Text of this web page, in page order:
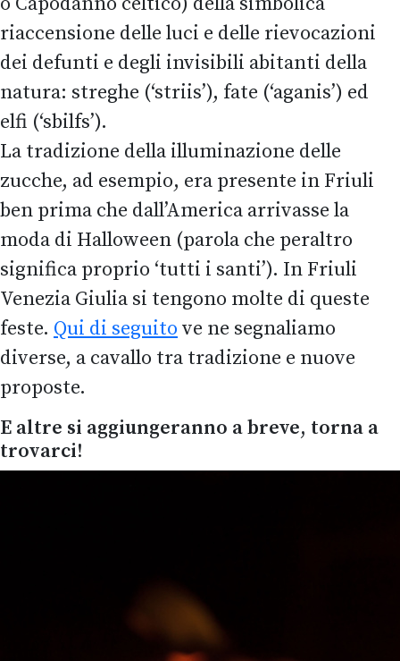
riaccensione delle luci e delle rievocazioni
dei defunti e degli invisibili abitanti della
natura: streghe (‘striis’), fate (‘aganis’) ed
elfi (‘sbilfs’).
La tradizione della illuminazione delle
zucche, ad esempio, era presente in Friuli
ben prima che dall’America arrivasse la
moda di Halloween (parola che peraltro
significa proprio ‘tutti i santi’). In Friuli
Venezia Giulia si tengono molte di queste
feste. Qui di seguito ve ne segnaliamo
diverse, a cavallo tra tradizione e nuove
proposte.
E altre si aggiungeranno a breve, torna a
trovarci!